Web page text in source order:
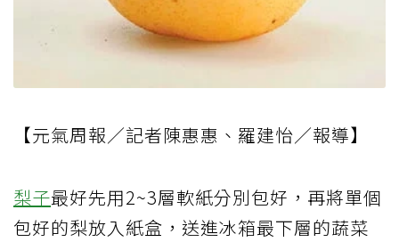
【元氣周報／記者陳惠惠、羅建怡／報導】
梨子最好先用2~3層軟紙分別包好，再將單個
包好的梨放入紙盒，送進冰箱最下層的蔬菜